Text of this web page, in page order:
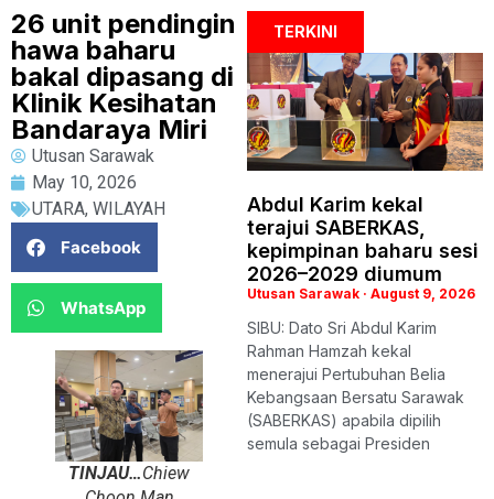
26 unit pendingin
hawa baharu
bakal dipasang di
Klinik Kesihatan
Bandaraya Miri
Utusan Sarawak
May 10, 2026
UTARA, WILAYAH
Facebook
WhatsApp
TINJAU…Chiew
TERKINI
Abdul Karim kekal
terajui SABERKAS,
kepimpinan baharu sesi
2026–2029 diumum
Utusan Sarawak August 9, 2026
SIBU: Dato Sri Abdul Karim
Rahman Hamzah kekal
menerajui Pertubuhan Belia
Kebangsaan Bersatu Sarawak
(SABERKAS) apabila dipilih
semula sebagai Presiden